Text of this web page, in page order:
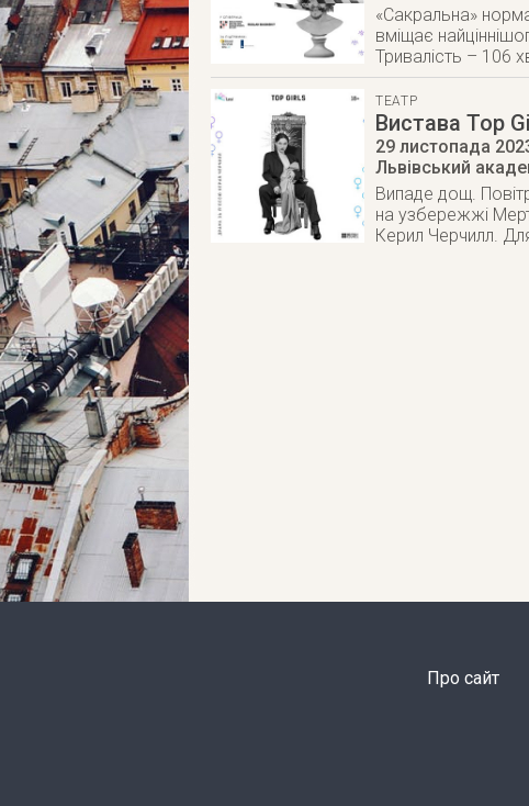
«Сакральна»
вміщає
Тривалість – 106
ТЕАТР
Вистава Top
29 листопада
Львівський
Випаде дощ.
на узбережжі
Керил Черчилл.
Про сайт